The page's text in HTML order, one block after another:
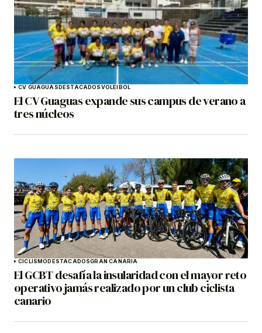
CV GUAGUASDESTACADOSVOLEIBOL
El CV Guaguas expande sus campus de verano a
tres núcleos
CICLISMODESTACADOSGRAN CANARIA
El GCBT desafía la insularidad con el mayor reto
operativo jamás realizado por un club ciclista
canario